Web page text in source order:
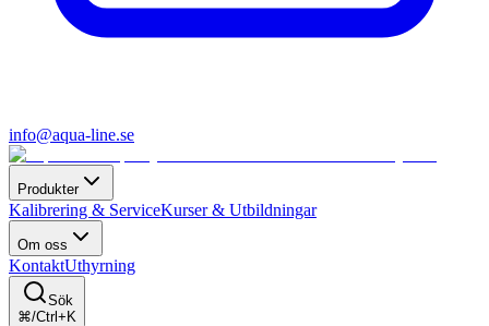
info@aqua-line.se
Produkter
Kalibrering & ServiceKurser & Utbildningar
Om oss
KontaktUthyrning
Sök
⌘/Ctrl+K